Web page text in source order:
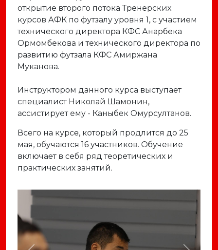
открытие второго потока Тренерских
курсов АФК по футзалу уровня 1, с участием
технического директора КФС Анарбека
Ормомбекова и технического директора по
развитию футзала КФС Амиржана
Муканова.
Инструктором данного курса выступает
специалист Николай Шамонин,
ассистирует ему - Каныбек Омурсултанов.
Всего на курсе, который продлится до 25
мая, обучаются 16 участников. Обучение
включает в себя ряд теоретических и
практических занятий.